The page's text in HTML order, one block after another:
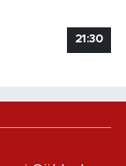
21:30